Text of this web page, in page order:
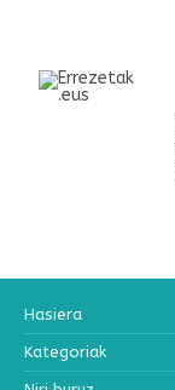
Hasiera
Kategoriak